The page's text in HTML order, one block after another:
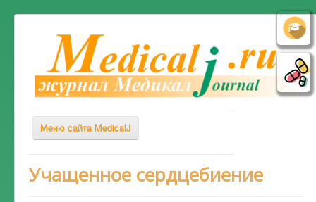
Меню сайта MedicalJ
Весь Медикал
Симптомы
Учащенное сердцебиение